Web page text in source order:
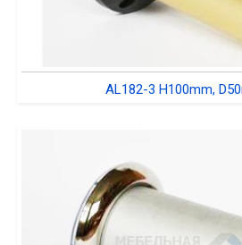
AL182-3 H100mm,